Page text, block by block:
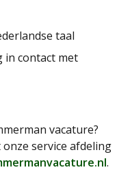
taal
in contact met
vacature?
service afdeling
.